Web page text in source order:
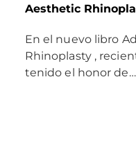
Aesthetic
En el nuevo libro
Rhinoplasty ,
tenido el honor de…